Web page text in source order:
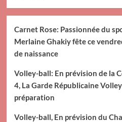
Carnet Rose: Passionnée du
Merlaine Ghakiy fête ce
de naissance
Volley-ball: En prévision de la
4, La Garde Républicaine
préparation
Volley-ball, En prévision du